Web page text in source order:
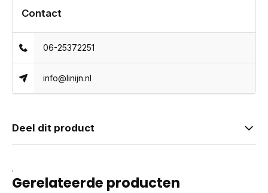
Contact
06-25372251
info@linijn.nl
Deel dit product
.
Gerelateerde producten